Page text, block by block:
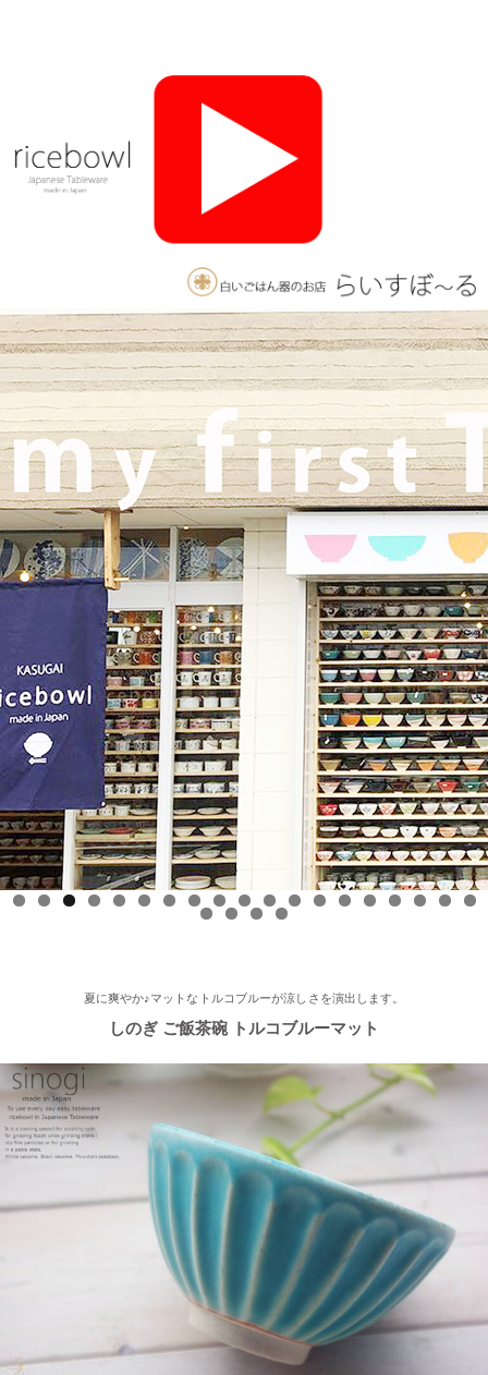
≪軽井沢店営業のお知らせ≫ いつもご覧いただきありがとうご
ざいます。軽井沢店2026年オープンしました！新商品をたくさ
んご用意しております。みなさまのご来店をお待ちしております
♪
碗。実店舗でも手にとっていただけます♪海外発送も承っており
2025/10/26
≪軽井沢店営業のお知らせ≫ いつもご覧いただきありがとうご
ざいます。軽井沢店2026年はGW頃オープンとなります！ご期待
くださいませ！！ 2025年は11月3日（火）
までの営業となり
ます。
2025/9/26
≪テレビで紹介されました≫ 2025年9月26日 東海テレビ 『ニュ
ースONE』 ひとつに特化で差別化！「東海地方の専門店」コー
ナーで白いごはん器のお店 らいすぼーる 春日井店が紹介されま
2025/9/17
≪中日新聞に掲載されました≫ 2025年9月17日 中日新聞朝刊18
面 近郊版 『わが街ぶらり探訪』コーナーにて白いごはん器のお
店 らいすぼーる 小牧店が紹介されました！ 近郊版(犬山、小牧
市、春日井市、豊山町、扶桑町、大口町)の地域の方、ぜひご覧
ください～★
2025/8/17
介されました。
2025/7/23
≪軽井沢店オープンしております！≫ 今シーズンも元気に営業
中！実店舗でしか取り扱ってない商品たくさんご用意しておりま
す♪ みなさまのご来店、お待ちしております。
2025/5/9
≪らいすぼ～るのお皿がパッケージに使用されました！≫ 5月7
日（水）に発売『よしもとカレー 北海道こしみず 三種のじゃが
いも編』レトルトカレーのパッケージに、当店のオリジナル商品
【でっかいどー 北の大地パーティーメインプレート】が使用さ
0 1 2 3 4 5 6 7 8 9
0 1 2 3
夏に爽やか♪マットなトルコブルーが涼しさを演出します。
しのぎ ご飯茶碗 トルコブルーマット